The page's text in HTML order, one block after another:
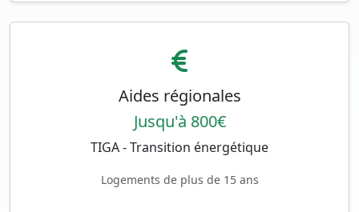
Aides régionales
Jusqu'à 800€
TIGA - Transition énergétique
Logements de plus de 15 ans